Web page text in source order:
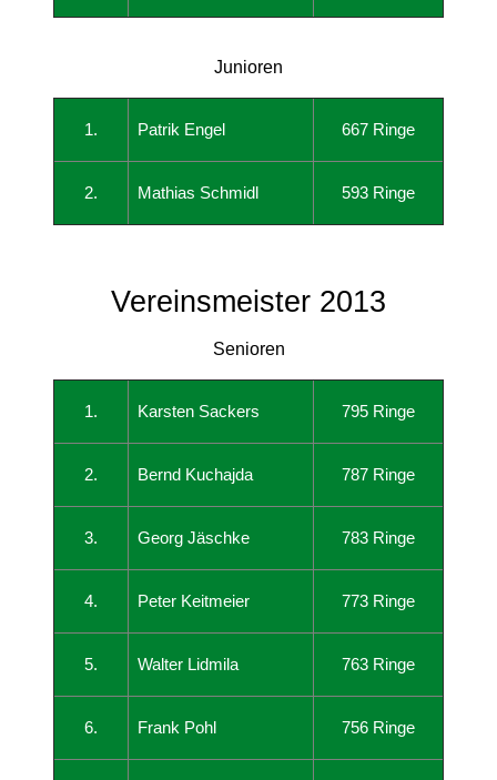
Junioren
1. Patrik Engel 667 Ringe
2. Mathias Schmidl 593 Ringe
Vereinsmeister 2013
Senioren
1. Karsten Sackers 795 Ringe
2. Bernd Kuchajda 787 Ringe
3. Georg Jäschke 783 Ringe
4. Peter Keitmeier 773 Ringe
5. Walter Lidmila 763 Ringe
6. Frank Pohl 756 Ringe